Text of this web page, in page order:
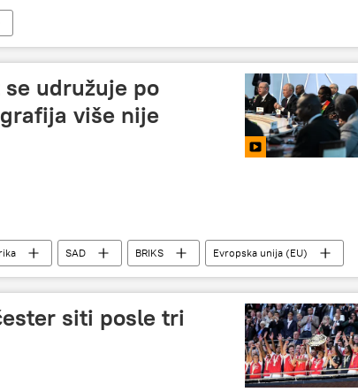
udružuje po
više nije
SAD BRIKS
Evropska unija (EU)
siti posle tri